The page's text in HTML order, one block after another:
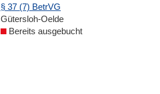
§ 37 (7) BetrVG
Gütersloh-Oelde
Bereits ausgebucht